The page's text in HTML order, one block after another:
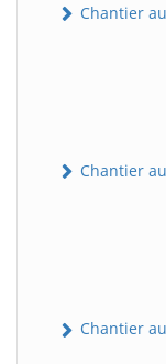
Chantier
Chantier
Chantier